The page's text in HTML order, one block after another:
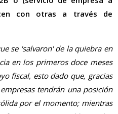
con otras a través de
se 'salvaron' de la quiebra en
en los primeros doce meses
fiscal, esto dado que, gracias
tendrán una posición
por el momento; mientras